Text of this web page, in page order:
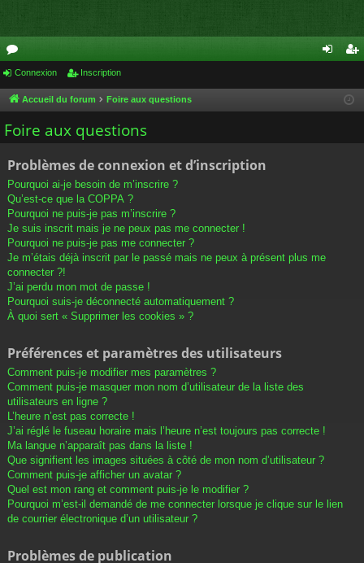
or
u
m
cri
Connexion Inscription
Accueil du forum Foire aux questions
Foire aux questions
Problèmes de connexion et d’inscription
Pourquoi ai-je besoin de m’inscrire ?
Qu’est-ce que la COPPA ?
Pourquoi ne puis-je pas m’inscrire ?
Je suis inscrit mais je ne peux pas me connecter !
Pourquoi ne puis-je pas me connecter ?
Je m’étais déjà inscrit par le passé mais ne peux à présent plus me
connecter ?!
J’ai perdu mon mot de passe !
Pourquoi suis-je déconnecté automatiquement ?
À quoi sert « Supprimer les cookies » ?
Préférences et paramètres des utilisateurs
Comment puis-je modifier mes paramètres ?
Comment puis-je masquer mon nom d’utilisateur de la liste des
utilisateurs en ligne ?
L’heure n’est pas correcte !
J’ai réglé le fuseau horaire mais l’heure n’est toujours pas correcte !
Ma langue n’apparaît pas dans la liste !
Que signifient les images situées à côté de mon nom d’utilisateur ?
Comment puis-je afficher un avatar ?
Quel est mon rang et comment puis-je le modifier ?
Pourquoi m’est-il demandé de me connecter lorsque je clique sur le lien
de courrier électronique d’un utilisateur ?
Problèmes de publication